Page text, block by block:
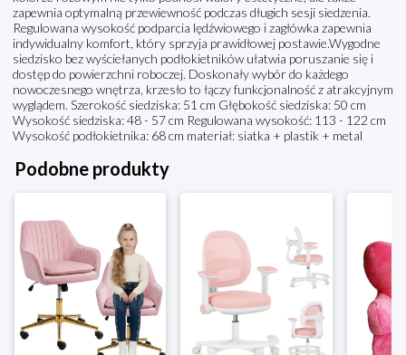
zapewnia optymalną przewiewność podczas długich sesji siedzenia.
Regulowana wysokość podparcia lędźwiowego i zagłówka zapewnia
indywidualny komfort, który sprzyja prawidłowej postawie.Wygodne
siedzisko bez wyściełanych podłokietników ułatwia poruszanie się i
dostęp do powierzchni roboczej. Doskonały wybór do każdego
nowoczesnego wnętrza, krzesło to łączy funkcjonalność z atrakcyjnym
wyglądem. Szerokość siedziska: 51 cm Głębokość siedziska: 50 cm
Wysokość siedziska: 48 - 57 cm Regulowana wysokość: 113 - 122 cm
Wysokość podłokietnika: 68 cm materiał: siatka + plastik + metal
Podobne produkty